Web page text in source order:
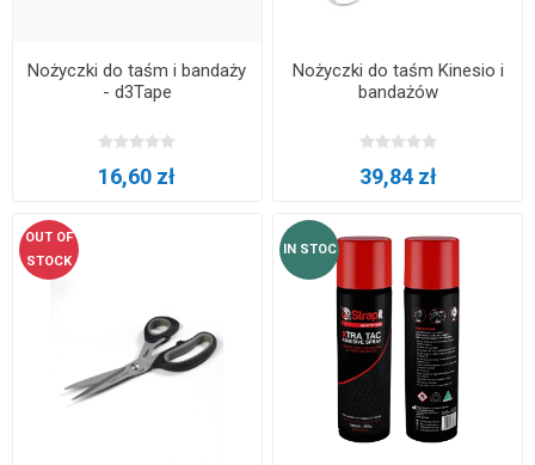
Nożyczki do taśm i bandaży
- d3Tape
16,60 zł
Nożyczki do taśm Kinesio i
bandażów
39,84 zł
OUT OF
STOCK
IN STOC